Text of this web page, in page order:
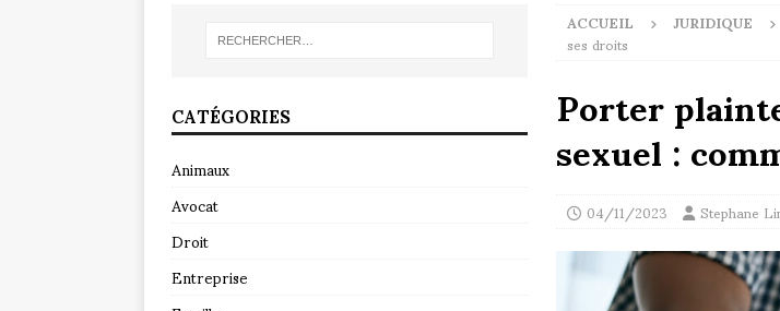
ACCUEIL JURIDIQUE
ses droits
Porter
sexuel :
04/11/2023 Stephane
CATÉGORIES
Animaux
Avocat
Droit
Entreprise